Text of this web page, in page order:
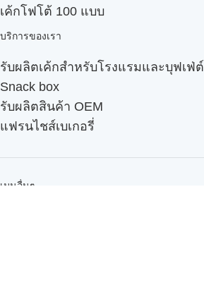
เค้กโฟโต้ 100 แบบ
บริการของเรา
รับผลิตเค้กสำหรับโรงแรมและบุฟเฟ่ต์
Snack box
รับผลิตสินค้า OEM
แฟรนไชส์เบเกอรี่
เมนูอื่นๆ